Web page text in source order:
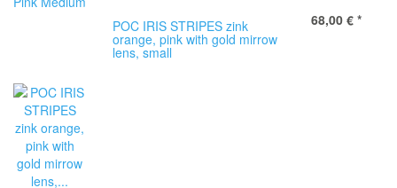
POC IRIS STRIPES zink
orange, pink with gold mirrow
lens, small
68,00 € *